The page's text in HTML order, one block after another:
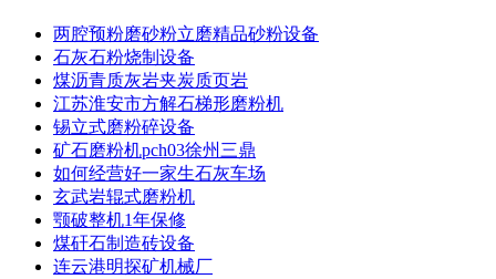
两腔预粉磨砂粉立磨精品砂粉设备
石灰石粉烧制设备
煤沥青质灰岩夹炭质页岩
江苏淮安市方解石梯形磨粉机
锡立式磨粉碎设备
矿石磨粉机pch03徐州三鼎
如何经营好一家生石灰车场
玄武岩辊式磨粉机
颚破整机1年保修
煤矸石制造砖设备
连云港明探矿机械厂